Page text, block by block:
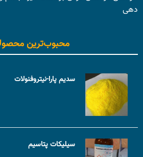
دهی
محبوب‌ترین
سدیم پارا-نیتروفنولات
سیلیکات پتاسیم